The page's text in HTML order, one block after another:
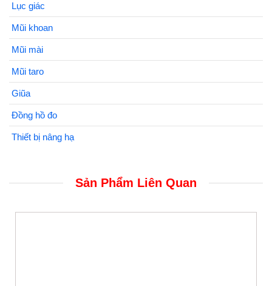
Lục giác
Mũi khoan
Mũi mài
Mũi taro
Giũa
Đồng hồ đo
Thiết bị nâng hạ
Sản Phẩm Liên Quan